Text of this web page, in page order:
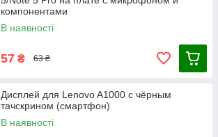
компонентами
В наявності
57 ₴ 63 ₴
Дисплей для Lenovo A1000 с чёрным
тачскрином (смартфон)
В наявності